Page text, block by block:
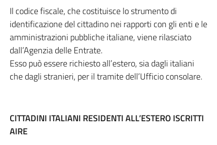
Il codice fiscale, che costituisce lo strumento di
identificazione del cittadino nei rapporti con gli enti e le
amministrazioni pubbliche italiane, viene rilasciato
dall’Agenzia delle Entrate.
Esso può essere richiesto all’estero, sia dagli italiani
che dagli stranieri, per il tramite dell’Ufficio consolare.
CITTADINI ITALIANI RESIDENTI ALL’ESTERO ISCRITTI
AIRE